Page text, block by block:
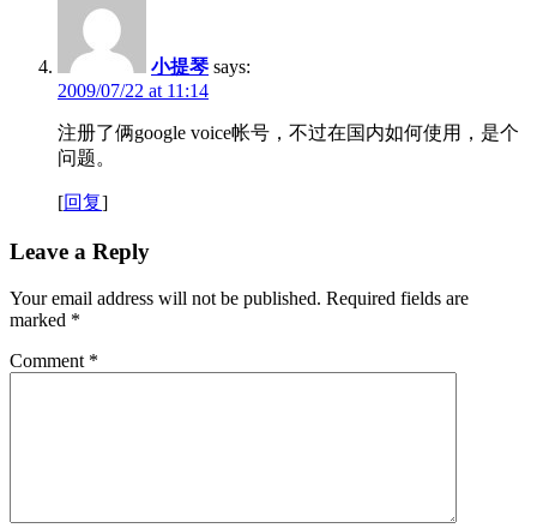
小提琴 says:
2009/07/22 at 11:14
注册了俩google voice帐号，不过在国内如何使用，是个
问题。
[回复]
Leave a Reply
Your email address will not be published. Required fields are
marked *
Comment *